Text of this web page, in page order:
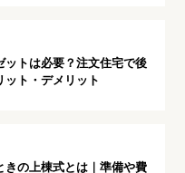
ットは必要？注文住宅で後
ット・デメリット
きの上棟式とは｜準備や費